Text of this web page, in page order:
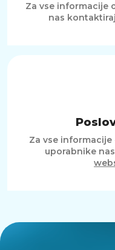
Za vse informacije
nas
Za vse
uporabnike